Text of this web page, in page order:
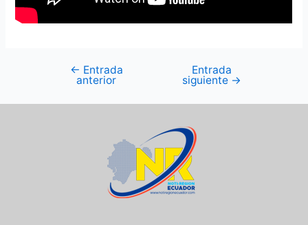
← Entrada
anterior
Entrada
siguiente →